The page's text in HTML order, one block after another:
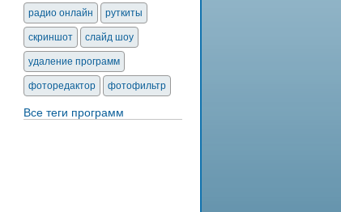
радио онлайн руткиты
скриншот слайд шоу
удаление программ
фоторедактор фотофильтр
Все теги программ